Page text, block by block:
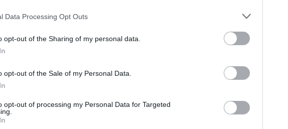
Data Processing Opt Outs
opt-out of the Sharing of my personal data.
opt-out of the Sale of my Personal Data.
opt-out of processing my Personal Data for Targeted
pol. V, SR 27500, FEC 3/4, DVB-S2/8PSK
pol. V, SR 29900, FEC 2/3, DVB-S2/8PSK
21:45 Orel přistál
00:05 Instagram: trh
22:55 Pacific Rim:
01:05 Policejní
21:30 Mordparta II (6)
22:40 Na vlastní nebezpečí